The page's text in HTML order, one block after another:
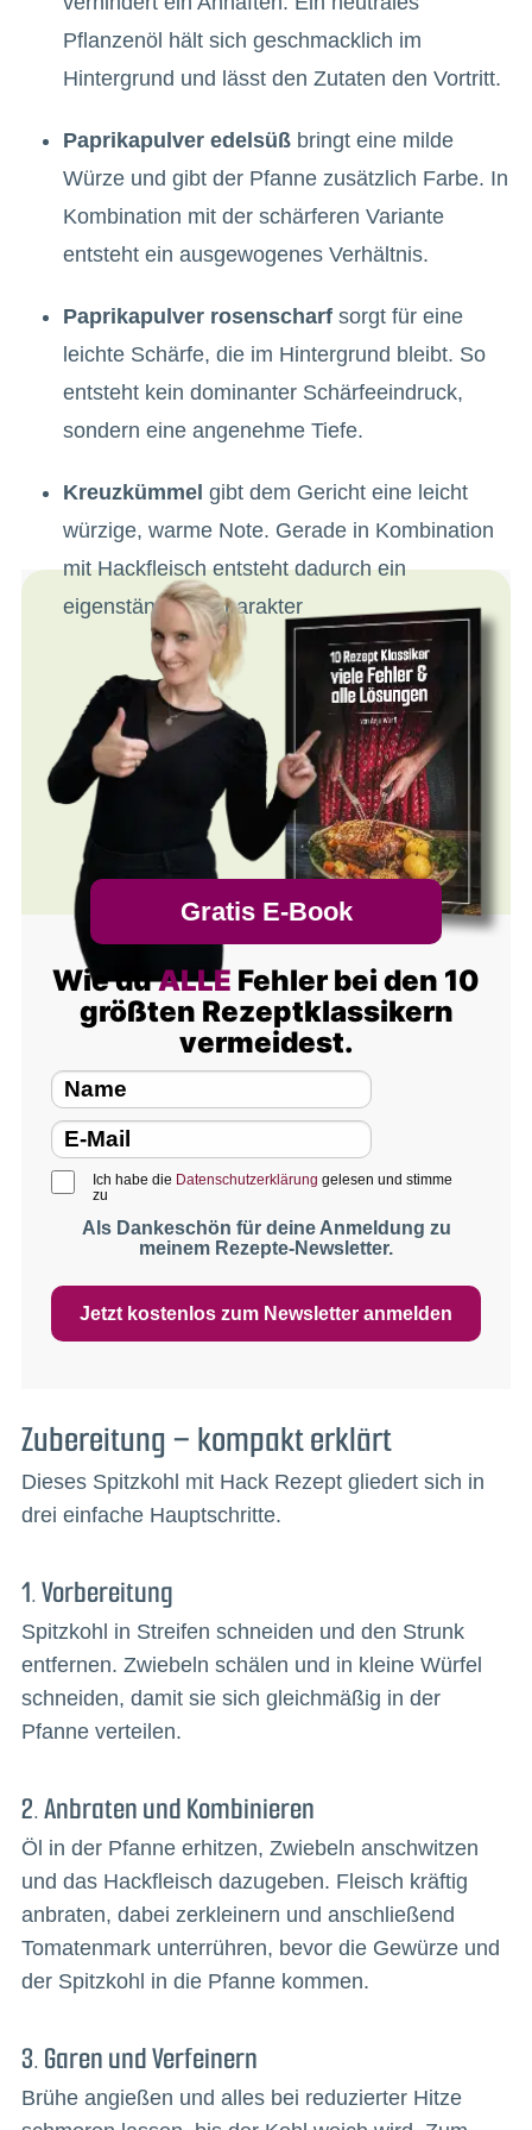
Pflanzenöl hält sich geschmacklich im
Hintergrund und lässt den Zutaten den Vortritt.
Paprikapulver edelsüßbringt eine milde
Würze und gibt der Pfanne zusätzlich Farbe. In
Kombination mit der schärferen Variante
entsteht ein ausgewogenes Verhältnis.
Paprikapulver rosenscharfsorgt für eine
leichte Schärfe, die im Hintergrund bleibt. So
entsteht kein dominanter Schärfeeindruck,
sondern eine angenehme Tiefe.
Kreuzkümmel gibt dem Gericht eine leicht
würzige, warme Note. Gerade in Kombination
mit Hackfleisch entsteht dadurch ein
eigenständiger Charakter
Gratis E-Book
Wie duALLE Fehler bei den 10
größten Rezeptklassikern
vermeidest.
Ich habe die Datenschutzerklärung gelesen und stimme
zu
Als Dankeschön für deine Anmeldung zu
meinem Rezepte-Newsletter.
Jetzt kostenlos zum Newsletter anmelden
Zubereitung – kompakt erklärt
Dieses Spitzkohl mit Hack Rezept gliedert sich in
drei einfache Hauptschritte.
1. Vorbereitung
Spitzkohl in Streifen schneiden und den Strunk
entfernen. Zwiebeln schälen und in kleine Würfel
schneiden, damit sie sich gleichmäßig in der
Pfanne verteilen.
2. Anbraten und Kombinieren
Öl in der Pfanne erhitzen, Zwiebeln anschwitzen
und das Hackfleisch dazugeben. Fleisch kräftig
anbraten, dabei zerkleinern und anschließend
Tomatenmark unterrühren, bevor die Gewürze und
der Spitzkohl in die Pfanne kommen.
3. Garen und Verfeinern
Brühe angießen und alles bei reduzierter Hitze